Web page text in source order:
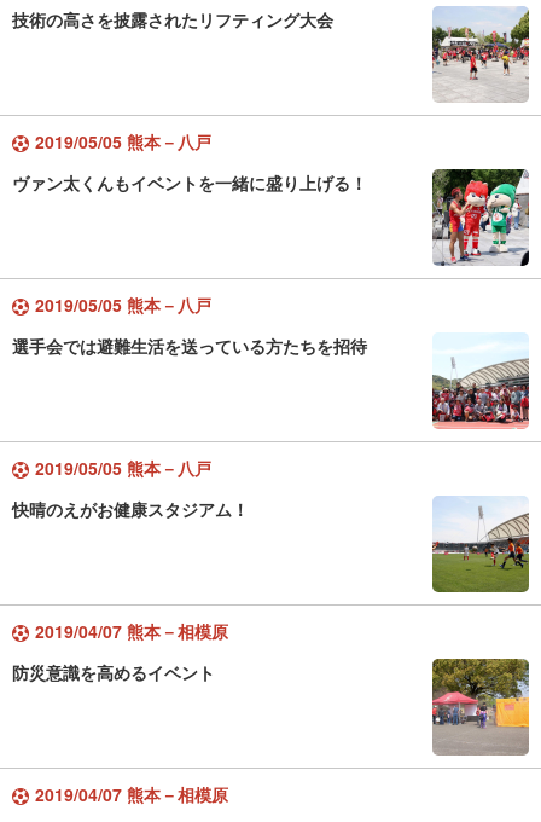
技術の高さを披露されたリフティング大会
2019/05/05 熊本－八戸
ヴァン太くんもイベントを一緒に盛り上げる！
2019/05/05 熊本－八戸
選手会では避難生活を送っている方たちを招待
2019/05/05 熊本－八戸
快晴のえがお健康スタジアム！
2019/04/07 熊本－相模原
防災意識を高めるイベント
2019/04/07 熊本－相模原